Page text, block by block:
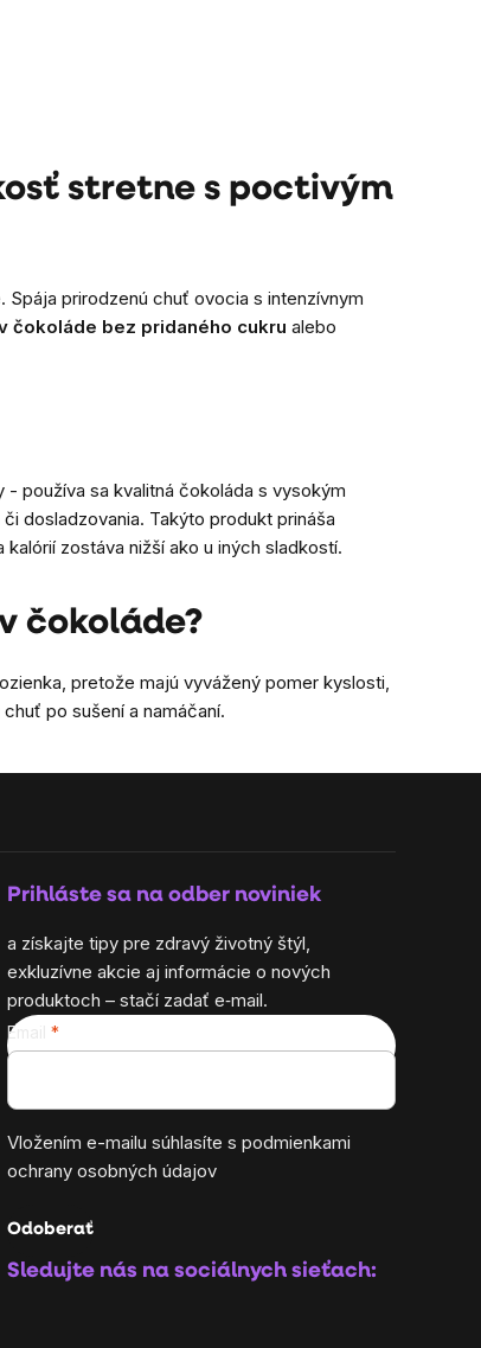
stretne s poctivým
prirodzenú chuť ovocia s intenzívnym
čokoláde bez pridaného cukru alebo
používa sa kvalitná čokoláda s vysokým
dosladzovania. Takýto produkt prináša
zostáva nižší ako u iných sladkostí.
čokoláde?
pretože majú vyvážený pomer kyslosti,
po sušení a namáčaní.
Prihláste sa na odber noviniek
a získajte tipy pre zdravý životný štýl,
exkluzívne akcie aj informácie o nových
produktoch – stačí zadať e‑mail.
Email
Vložením e-mailu súhlasíte s podmienkami
ochrany osobných údajov
Odoberať
Sledujte nás na sociálnych sieťach: